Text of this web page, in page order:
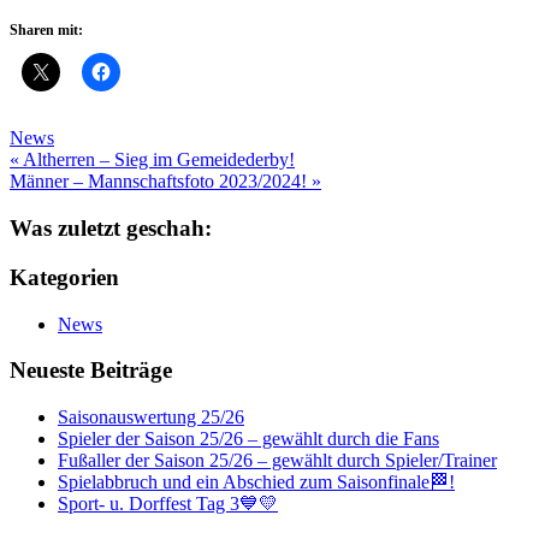
Sharen mit:
News
Beitragsnavigation
« Altherren – Sieg im Gemeidederby!
Männer – Mannschaftsfoto 2023/2024! »
Was zuletzt geschah:
Kategorien
News
Neueste Beiträge
Saisonauswertung 25/26
Spieler der Saison 25/26 – gewählt durch die Fans
Fußaller der Saison 25/26 – gewählt durch Spieler/Trainer
Spielabbruch und ein Abschied zum Saisonfinale🏁!
Sport- u. Dorffest Tag 3💙💛